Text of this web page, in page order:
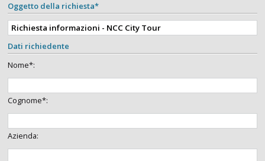
Oggetto della richiesta*
Dati richiedente
Nome*:
Cognome*:
Azienda: